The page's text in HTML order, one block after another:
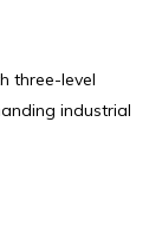
three-level
industrial